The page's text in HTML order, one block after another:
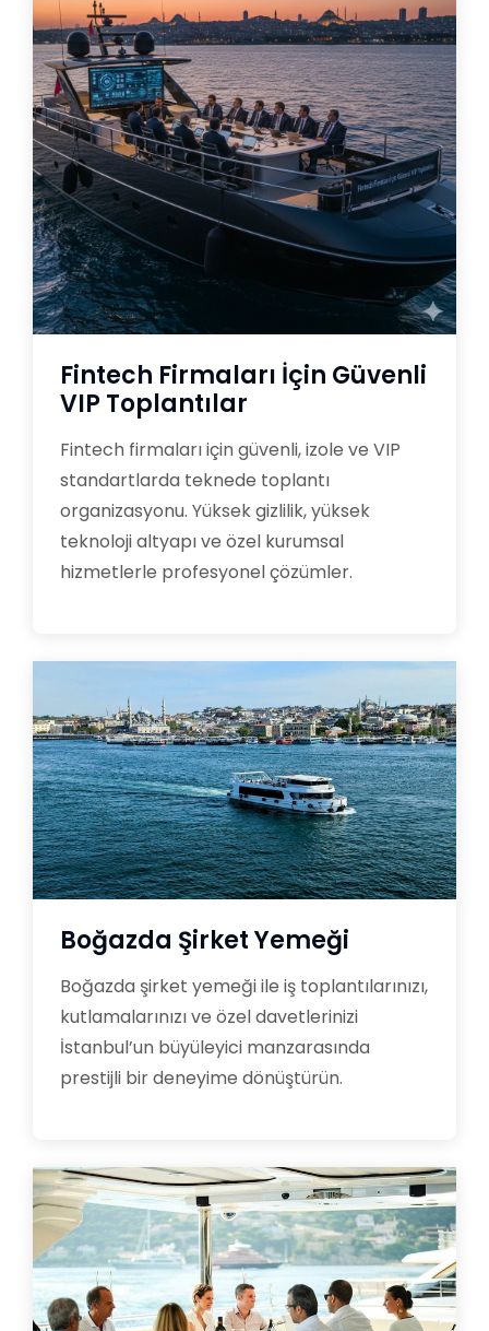
Fintech Firmaları İçin Güvenli
VIP Toplantılar
Fintech firmaları için güvenli, izole ve VIP
standartlarda teknede toplantı
organizasyonu. Yüksek gizlilik, yüksek
teknoloji altyapı ve özel kurumsal
hizmetlerle profesyonel çözümler.
Boğazda Şirket Yemeği
Boğazda şirket yemeği ile iş toplantılarınızı,
kutlamalarınızı ve özel davetlerinizi
İstanbul’un büyüleyici manzarasında
prestijli bir deneyime dönüştürün.